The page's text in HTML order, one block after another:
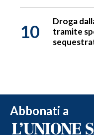
10
Droga
tramite
Abbonati a